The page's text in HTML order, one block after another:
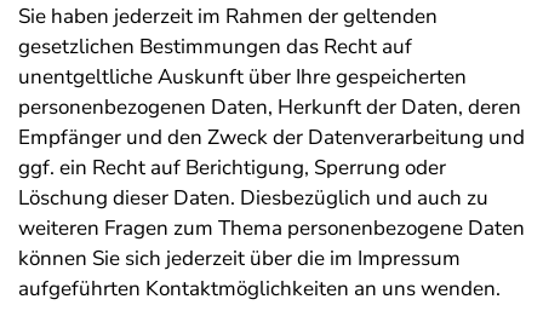
Sie haben jederzeit im Rahmen der geltenden
gesetzlichen Bestimmungen das Recht auf
unentgeltliche Auskunft über Ihre gespeicherten
personenbezogenen Daten, Herkunft der Daten, deren
Empfänger und den Zweck der Datenverarbeitung und
ggf. ein Recht auf Berichtigung, Sperrung oder
Löschung dieser Daten. Diesbezüglich und auch zu
weiteren Fragen zum Thema personenbezogene Daten
können Sie sich jederzeit über die im Impressum
aufgeführten Kontaktmöglichkeiten an uns wenden.